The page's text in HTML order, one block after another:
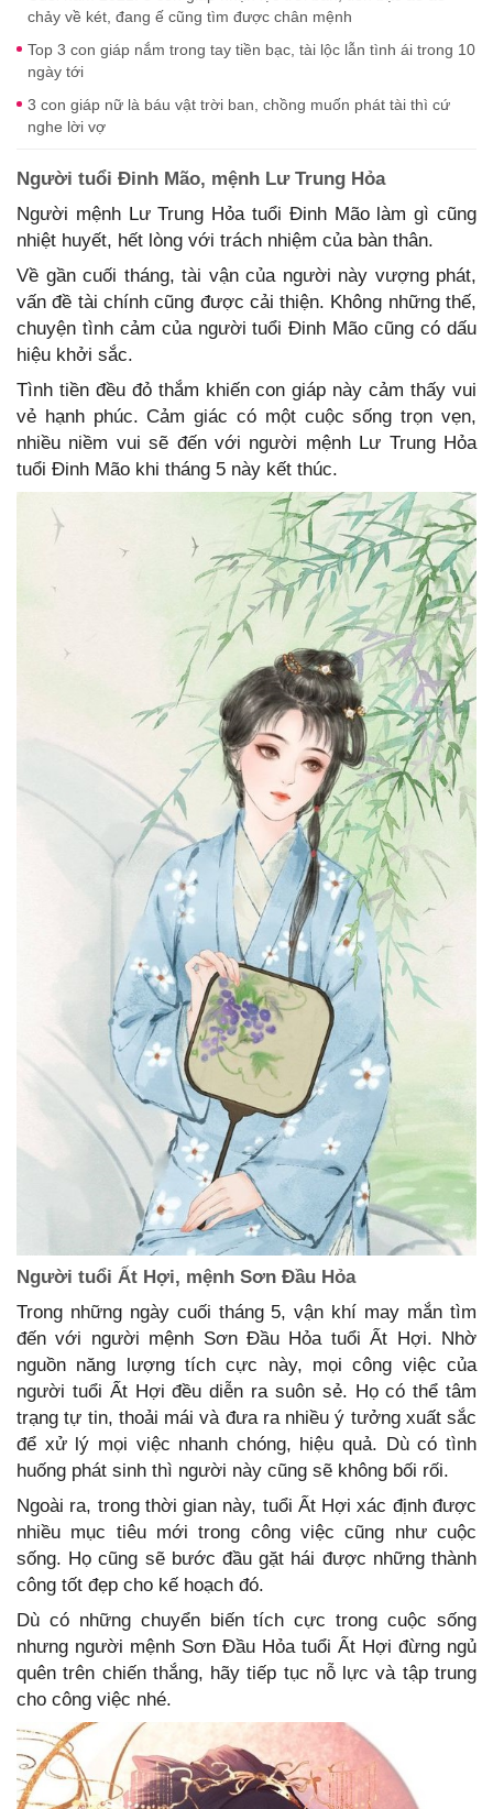
chảy về két, đang ế cũng tìm được chân mệnh
Top 3 con giáp nắm trong tay tiền bạc, tài lộc lẫn tình ái trong 10
ngày tới
3 con giáp nữ là báu vật trời ban, chồng muốn phát tài thì cứ
nghe lời vợ
Người tuổi Đinh Mão, mệnh Lư Trung Hỏa
Người mệnh Lư Trung Hỏa tuổi Đinh Mão làm gì cũng
nhiệt huyết, hết lòng với trách nhiệm của bàn thân.
Về gần cuối tháng, tài vận của người này vượng phát,
vấn đề tài chính cũng được cải thiện. Không những thế,
chuyện tình cảm của người tuổi Đinh Mão cũng có dấu
hiệu khởi sắc.
Tình tiền đều đỏ thắm khiến con giáp này cảm thấy vui
vẻ hạnh phúc. Cảm giác có một cuộc sống trọn vẹn,
nhiều niềm vui sẽ đến với người mệnh Lư Trung Hỏa
tuổi Đinh Mão khi tháng 5 này kết thúc.
Người tuổi Ất Hợi, mệnh Sơn Đầu Hỏa
Trong những ngày cuối tháng 5, vận khí may mắn tìm
đến với người mệnh Sơn Đầu Hỏa tuổi Ất Hợi. Nhờ
nguồn năng lượng tích cực này, mọi công việc của
người tuổi Ất Hợi đều diễn ra suôn sẻ. Họ có thể tâm
trạng tự tin, thoải mái và đưa ra nhiều ý tưởng xuất sắc
để xử lý mọi việc nhanh chóng, hiệu quả. Dù có tình
huống phát sinh thì người này cũng sẽ không bối rối.
Ngoài ra, trong thời gian này, tuổi Ất Hợi xác định được
nhiều mục tiêu mới trong công việc cũng như cuộc
sống. Họ cũng sẽ bước đầu gặt hái được những thành
công tốt đẹp cho kế hoạch đó.
Dù có những chuyển biến tích cực trong cuộc sống
nhưng người mệnh Sơn Đầu Hỏa tuổi Ất Hợi đừng ngủ
quên trên chiến thắng, hãy tiếp tục nỗ lực và tập trung
cho công việc nhé.